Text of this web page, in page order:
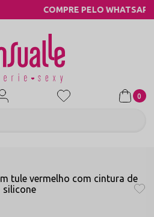
PELO WHATSAPP
0